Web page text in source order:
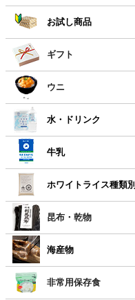
お試し商品
ギフト
ウニ
水・ドリンク
牛乳
ホワイトライス種類別
昆布・乾物
海産物
非常用保存食